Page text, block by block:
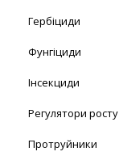
Гербіциди
Фунгіциди
Інсекциди
Регулятори росту
Протруйники